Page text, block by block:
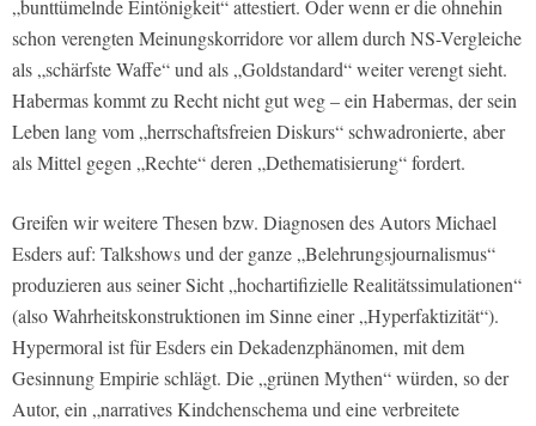
„bunttümelnde Eintönigkeit“ attestiert. Oder wenn er die ohnehin
schon verengten Meinungskorridore vor allem durch NS-Vergleiche
als „schärfste Waffe“ und als „Goldstandard“ weiter verengt sieht.
Habermas kommt zu Recht nicht gut weg – ein Habermas, der sein
Leben lang vom „herrschaftsfreien Diskurs“ schwadronierte, aber
als Mittel gegen „Rechte“ deren „Dethematisierung“ fordert.
Greifen wir weitere Thesen bzw. Diagnosen des Autors Michael
Esders auf: Talkshows und der ganze „Belehrungsjournalismus“
produzieren aus seiner Sicht „hochartifizielle Realitätssimulationen“
(also Wahrheitskonstruktionen im Sinne einer „Hyperfaktizität“).
Hypermoral ist für Esders ein Dekadenzphänomen, mit dem
Gesinnung Empirie schlägt. Die „grünen Mythen“ würden, so der
Autor, ein „narratives Kindchenschema und eine verbreitete